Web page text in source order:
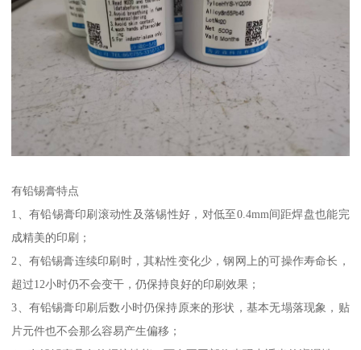
有铅锡膏特点
1、有铅锡膏印刷滚动性及落锡性好，对低至0.4mm间距焊盘也能完
成精美的印刷；
2、有铅锡膏连续印刷时，其粘性变化少，钢网上的可操作寿命长，
超过12小时仍不会变干，仍保持良好的印刷效果；
3、有铅锡膏印刷后数小时仍保持原来的形状，基本无塌落现象，贴
片元件也不会那么容易产生偏移；